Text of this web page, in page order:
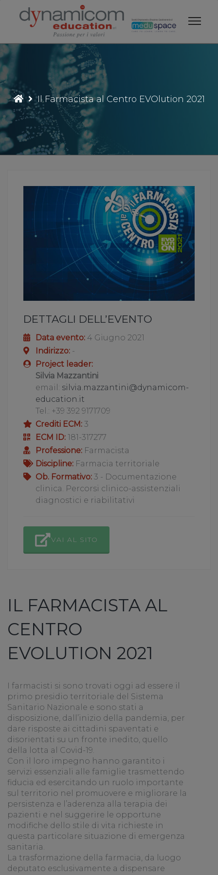
contenuto
Il Farmacista al Centro EVOlution 2021
DETTAGLI DELL’EVENTO
Data evento: 4 Giugno 2021
Indirizzo: -
Project leader:
Silvia Mazzantini
email: silvia.mazzantini@dynamicom-
education.it
Tel.: +39 392 9171709
Crediti ECM: 3
ECM ID: 181-317277
Professione: Farmacista
Discipline: Farmacia territoriale
Ob. Formativo: 3 - Documentazione
clinica. Percorsi clinico-assistenziali
diagnostici e riabilitativi
VAI AL SITO
IL FARMACISTA AL
CENTRO
EVOLUTION 2021
I farmacisti si sono trovati oggi ad essere il
primo presidio territoriale del Sistema
Sanitario Nazionale e sono stati a
disposizione, dall’inizio della pandemia, per
dare risposte ai cittadini spaventati e
disorientati su un fronte inedito, quello
della lotta al Covid-19.
Con il loro impegno hanno garantito i
servizi essenziali alle famiglie trasmettendo
fiducia ed esercitando un ruolo importante
sul territorio nel promuovere e migliorare la
persistenza e l’aderenza alla terapia dei
pazienti e nel suggerire le opportune
modifiche dello stile di vita richieste in
questa particolare situazione di emergenza
sanitaria.
La trasformazione della farmacia, da luogo
deputato esclusivamente a dispensare